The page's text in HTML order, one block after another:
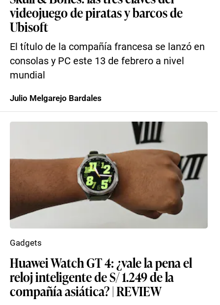
videojuego de piratas y barcos de
Ubisoft
El título de la compañía francesa se lanzó en
consolas y PC este 13 de febrero a nivel
mundial
Julio Melgarejo Bardales
Huawei Watch GT 4: ¿vale la pena el
reloj inteligente de S/ 1.249 de la
compañía asiática? | REVIEW
Gadgets